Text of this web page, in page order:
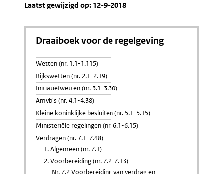
Laatst gewijzigd op: 12-9-2018
Draaiboek voor de regelgeving
Wetten (nr. 1.1-1.115)
Rijkswetten (nr. 2.1-2.19)
Initiatiefwetten (nr. 3.1-3.30)
Amvb's (nr. 4.1-4.38)
Kleine koninklijke besluiten (nr. 5.1-5.15)
Ministeriële regelingen (nr. 6.1-6.15)
Verdragen (nr. 7.1-7.48)
1. Algemeen (nr. 7.1)
2. Voorbereiding (nr. 7.2-7.13)
Nr. 7.2 Voorbereiding van verdrag en